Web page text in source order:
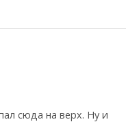
сюда на верх. Ну и